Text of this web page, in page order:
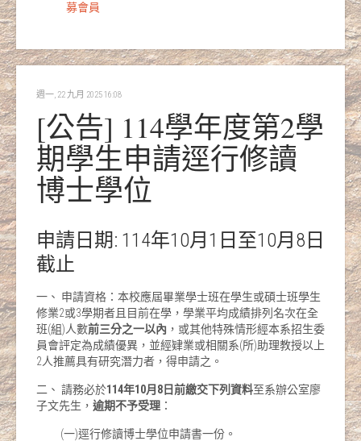
募會員
週一, 22 九月 2025 16:08
[公告] 114學年度第2學
期學生申請逕行修讀
博士學位
申請日期: 114年10月1日至10月8日
截止
一、 申請資格：本校應屆畢業學士班在學生或碩士班學生
修業2或3學期者且目前在學，學業平均成績排列名次在全
班(組)人數前三分之一以內 ，或其他特殊情形經本系招生委
員會評定為成績優異，並經肄業或相關系(所)助理教授以上
2人推薦具有研究潛力者，得申請之。
二、 請務必於114年10月8日前繳交下列資料至系辦公室廖
子文先生， 逾期不予受理 ：
(一)逕行修讀博士學位申請書一份。